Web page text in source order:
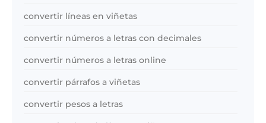
convertir líneas en viñetas
convertir números a letras con decimales
convertir números a letras online
convertir párrafos a viñetas
convertir pesos a letras